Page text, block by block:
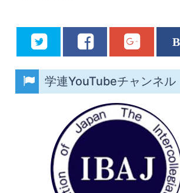
学連YouTubeチャンネル